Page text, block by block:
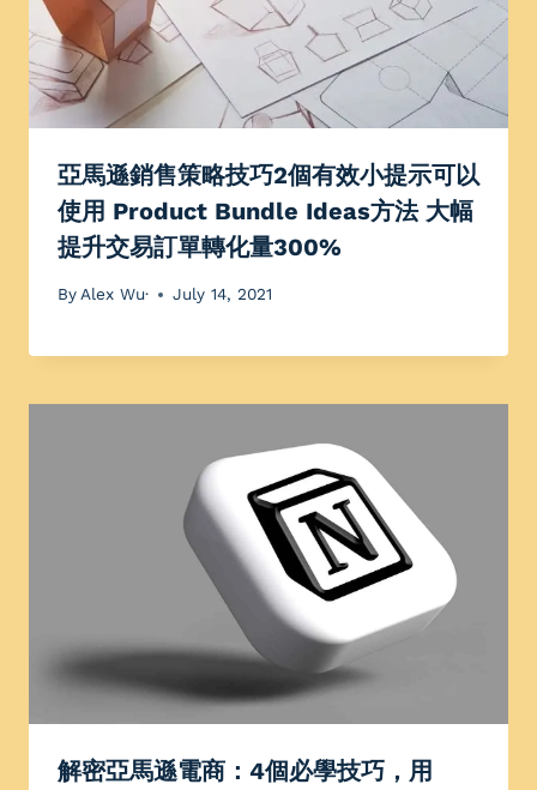
亞馬遜銷售策略技巧2個有效小提示可以
使用 Product Bundle Ideas方法 大幅
提升交易訂單轉化量300%
By Alex Wu· July 14, 2021
解密亞馬遜電商：4個必學技巧，用